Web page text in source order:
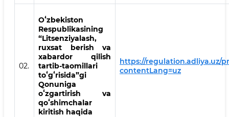
02.
Oʻzbekiston
Respublikasining
“Litsenziyalash,
ruxsat berish va
xabardor qilish
tartib-taomillari
toʻgʻrisida”gi
Qonuniga
oʻzgartirish va
qoʻshimchalar
kiritish haqida
https://regulation.adliya.uz/
contentLang=uz